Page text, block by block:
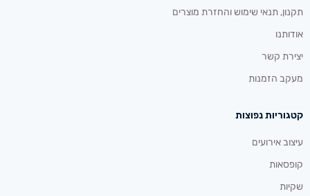
תקנון, תנאי שימוש והחזרת מוצרים
אודותנו
יצירת קשר
מעקב הזמנות
קטגוריות נפוצות
עיצוב אירועים
קופסאות
שקיות